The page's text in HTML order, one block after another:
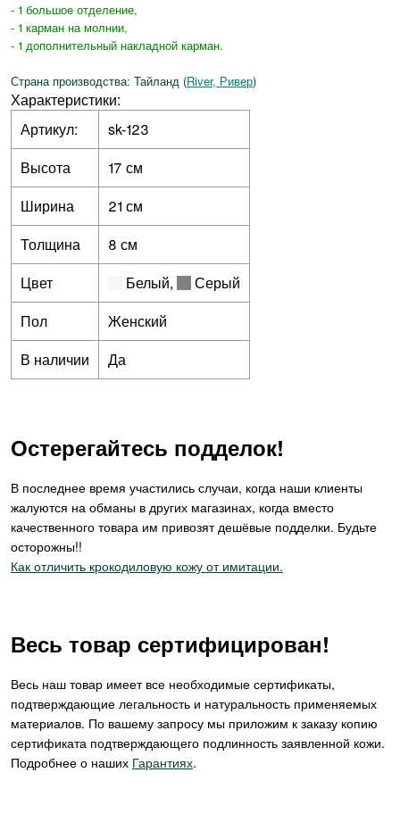
- 1 большое отделение,
- 1 карман на молнии,
- 1 дополнительный накладной карман.
Страна производства: Тайланд (River, Ривер)
Характеристики:
Артикул:
sk-123
Высота
17 см
Ширина
21 см
Толщина
8 см
Цвет
Белый,
Серый
Пол
Женский
В наличии
Да
Остерегайтесь подделок!
В последнее время участились случаи, когда наши клиенты
жалуются на обманы в других магазинах, когда вместо
качественного товара им привозят дешёвые подделки. Будьте
осторожны!!
Как отличить крокодиловую кожу от имитации.
Весь товар сертифицирован!
Весь наш товар имеет все необходимые сертификаты,
подтверждающие легальность и натуральность применяемых
материалов. По вашему запросу мы приложим к заказу копию
сертификата подтверждающего подлинность заявленной кожи.
Подробнее о наших Гарантиях.